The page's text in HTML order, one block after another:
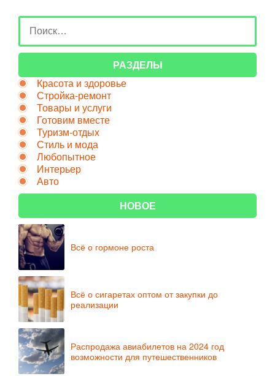
РАЗДЕЛЫ
Красота и здоровье
Стройка-ремонт
Товары и услуги
Готовим вместе
Туризм-отдых
Стиль и мода
Любопытное
Интерьер
Авто
НОВОЕ
Всё о гормоне роста
Всё о сигаретах оптом от закупки до
реализации
Распродажа авиабилетов на 2024 год
возможности для путешественников